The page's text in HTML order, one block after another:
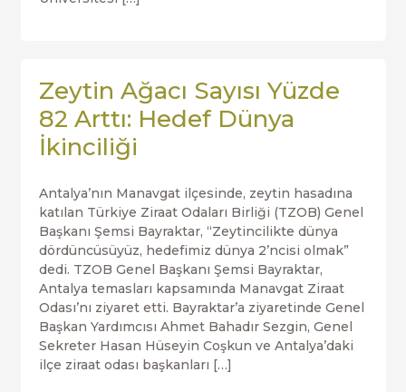
Zeytin Ağacı Sayısı Yüzde
82 Arttı: Hedef Dünya
İkinciliği
Antalya’nın Manavgat ilçesinde, zeytin hasadına
katılan Türkiye Ziraat Odaları Birliği (TZOB) Genel
Başkanı Şemsi Bayraktar, “Zeytincilikte dünya
dördüncüsüyüz, hedefimiz dünya 2’ncisi olmak”
dedi. TZOB Genel Başkanı Şemsi Bayraktar,
Antalya temasları kapsamında Manavgat Ziraat
Odası’nı ziyaret etti. Bayraktar’a ziyaretinde Genel
Başkan Yardımcısı Ahmet Bahadır Sezgin, Genel
Sekreter Hasan Hüseyin Coşkun ve Antalya’daki
ilçe ziraat odası başkanları […]